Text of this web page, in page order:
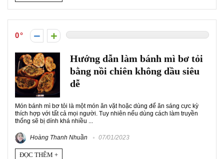
0
Hướng dẫn làm bánh mì bơ tỏi
bằng nồi chiên không dầu siêu
dễ
Món bánh mì bơ tỏi là một món ăn vặt hoặc dùng để ăn sáng cực kỳ
thích hợp với tất cả mọi người. Tuy nhiên nếu dùng cách làm truyền
thống sẽ bị dính khá nhiều ...
Hoàng Thanh Nhuần 07/01/2023
ĐỌC THÊM +